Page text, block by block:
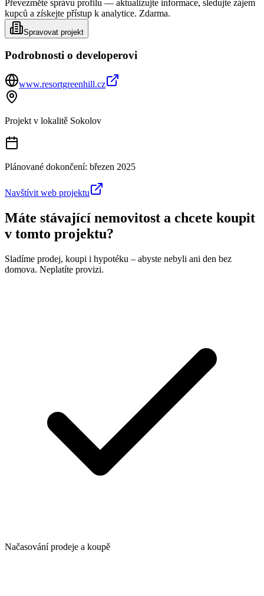
Převezměte správu profilu — aktualizujte informace, sledujte zájem
kupců a získejte přístup k analytice. Zdarma.
Spravovat projekt
Podrobnosti o developerovi
www.resortgreenhill.cz
Projekt v lokalitě Sokolov
Plánované dokončení: březen 2025
Navštívit web projektu
Máte stávající nemovitost a chcete koupit
v tomto projektu?
Sladíme prodej, koupi i hypotéku – abyste nebyli ani den bez
domova. Neplatíte provizi.
Načasování prodeje a koupě